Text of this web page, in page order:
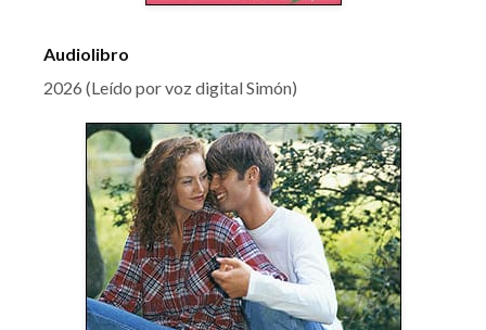
Audiolibro
2026 (Leído por voz digital Simón)